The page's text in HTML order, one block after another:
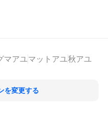
マアユマットアユ秋アユ
を変更する